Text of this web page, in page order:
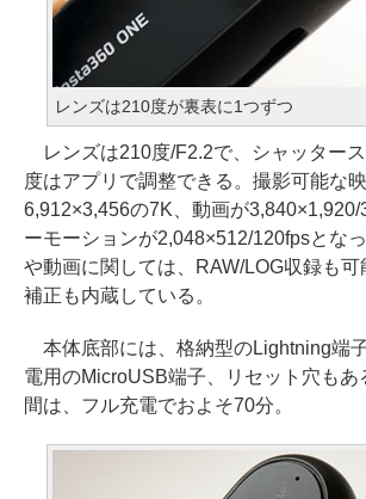
レンズは210度が裏表に1つずつ
レンズは210度/F2.2で、シャッター
度はアプリで調整できる。撮影可能な
6,912×3,456の7K、動画が3,840×1,920/
ーモーションが2,048×512/120fpsとな
や動画に関しては、RAW/LOG収録も
補正も内蔵している。
本体底部には、格納型のLightning端
電用のMicroUSB端子、リセット穴もあ
間は、フル充電でおよそ70分。